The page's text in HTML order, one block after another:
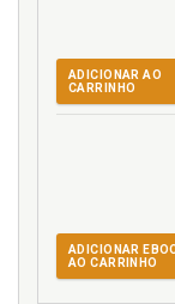
Sigla. Lista
Teoria da
Tratamento
Veiculação
de veiculação
ADICIONAR AO
CARRINHO
ADICIONAR
AO CARRINHO